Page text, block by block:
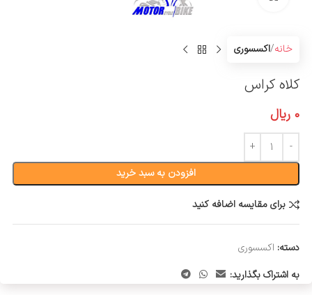
خانه اکسسوری
کلاه کراس
0 ریال
افزودن به سبد خرید
برای مقایسه اضافه کنید
دسته: اکسسوری
به اشتراک بگذارید: